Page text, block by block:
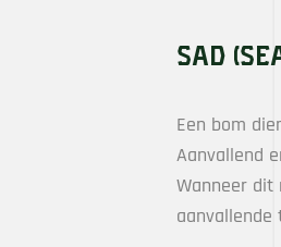
SAD
Een bom
Aanvallend
Wanneer
aanvallende